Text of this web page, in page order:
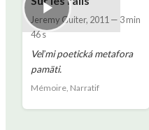
Jeremy Guiter, 2011 — 3 min
46 s
Veľmi poetická metafora
pamäti.
Mémoire, Narratif